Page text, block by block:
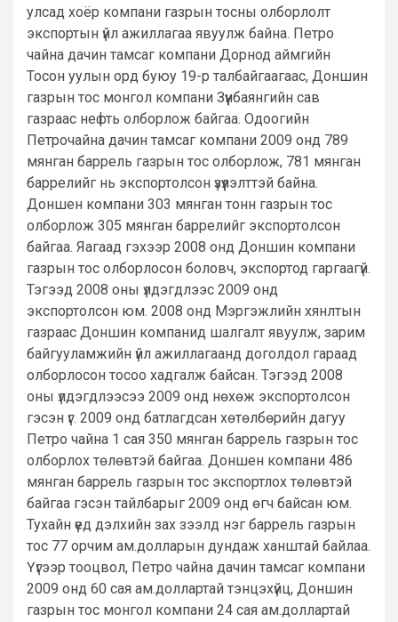
улсад хоёр компани газрын тосны олборлолт
экспортын үйл ажиллагаа явуулж байна. Петро
чайна дачин тамсаг компани Дорнод аймгийн
Тосон уулын орд буюу 19-р талбайгаагаас, Доншин
газрын тос монгол компани Зүүнбаянгийн сав
газраас нефть олборлож байгаа. Одоогийн
Петрочайна дачин тамсаг компани 2009 онд 789
мянган баррель газрын тос олборлож, 781 мянган
баррелийг нь экспортолсон үзүүлэлттэй байна.
Доншен компани 303 мянган тонн газрын тос
олборлож 305 мянган баррелийг экспортолсон
байгаа. Яагаад гэхээр 2008 онд Доншин компани
газрын тос олборлосон боловч, экспортод гаргаагүй.
Тэгээд 2008 оны үлдэгдлээс 2009 онд
экспортолсон юм. 2008 онд Мэргэжлийн хянлтын
газраас Доншин компанид шалгалт явуулж, зарим
байгууламжийн үйл ажиллагаанд доголдол гараад
олборлосон тосоо хадгалж байсан. Тэгээд 2008
оны үлдэгдлээсээ 2009 онд нөхөж экспортолсон
гэсэн үг. 2009 онд батлагдсан хөтөлбөрийн дагуу
Петро чайна 1 сая 350 мянган баррель газрын тос
олборлох төлөвтэй байгаа. Доншен компани 486
мянган баррель газрын тос экспортлох төлөвтэй
байгаа гэсэн тайлбарыг 2009 онд өгч байсан юм.
Тухайн үед дэлхийн зах зээлд нэг баррель газрын
тос 77 орчим ам.долларын дундаж ханштай байлаа.
Үүгээр тооцвол, Петро чайна дачин тамсаг компани
2009 онд 60 сая ам.доллартай тэнцэхүйц, Доншин
газрын тос монгол компани 24 сая ам.доллартай